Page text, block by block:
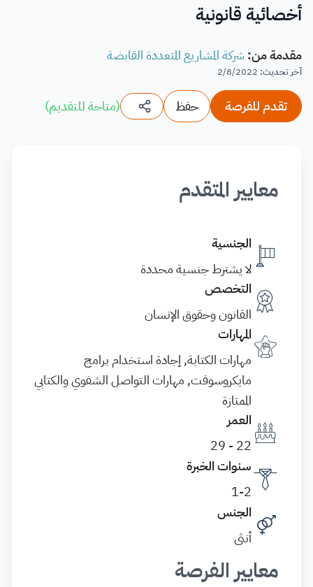
أخصائية قانونية
مقدمة من:شركة المشاريع المتعددة القابضة
آخر تحديث:
2/8/2022
تقدم للفرصة حفظ (متاحة للتقديم)
معايير المتقدم
الجنسية
لا يشترط جنسية محددة
التخصص
القانون وحقوق الإنسان
المهارات
مهارات الكتابة, إجادة استخدام برامج
مايكروسوفت, مهارات التواصل الشفوي والكتابي
الممتازة
العمر
22 - 29
سنوات الخبرة
1-2
الجنس
أنثى
معايير الفرصة